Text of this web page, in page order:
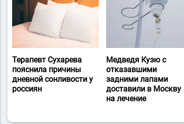
Терапевт Сухарева
пояснила причины
дневной сонливости у
россиян
Медведя Кузю с
отказавшими
задними лапами
доставили в Москву
на лечение